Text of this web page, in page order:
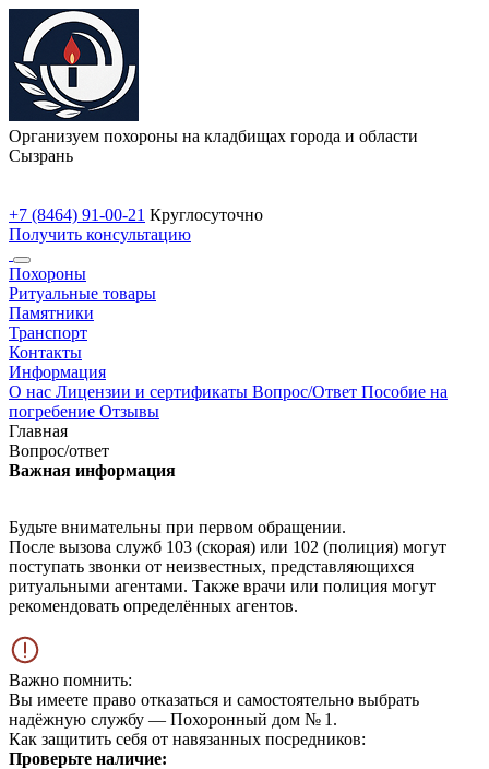
Организуем похороны на кладбищах города и области
Сызрань
+7 (8464) 91-00-21 Круглосуточно
Получить консультацию
Похороны
Ритуальные товары
Памятники
Транспорт
Контакты
Информация
О нас Лицензии и сертификаты Вопрос/Ответ Пособие на
погребение Отзывы
Главная
Вопрос/ответ
Важная информация
Будьте внимательны при первом обращении.
После вызова служб 103 (скорая) или 102 (полиция) могут
поступать звонки от неизвестных, представляющихся
ритуальными агентами. Также врачи или полиция могут
рекомендовать определённых агентов.
Важно помнить:
Вы имеете право отказаться и самостоятельно выбрать
надёжную службу — Похоронный дом № 1.
Как защитить себя от навязанных посредников:
Проверьте наличие: